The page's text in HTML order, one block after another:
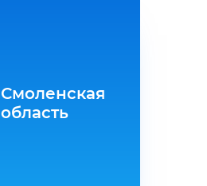
Смоленская
область